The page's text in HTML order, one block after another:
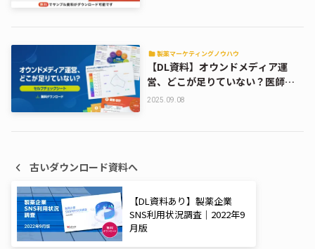
製薬マーケティングノウハウ
【DL資料】オウンドメディア運
営、どこが足りていない？医師向
けサイトセルフチェックシート
2025.09.08
古いダウンロード資料へ
【DL資料あり】製薬企業
SNS利用状況調査｜2022年9
月版